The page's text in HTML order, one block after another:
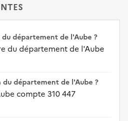
département de l'Aube ?
du département de l'Aube
département de l'Aube ?
compte 310 447